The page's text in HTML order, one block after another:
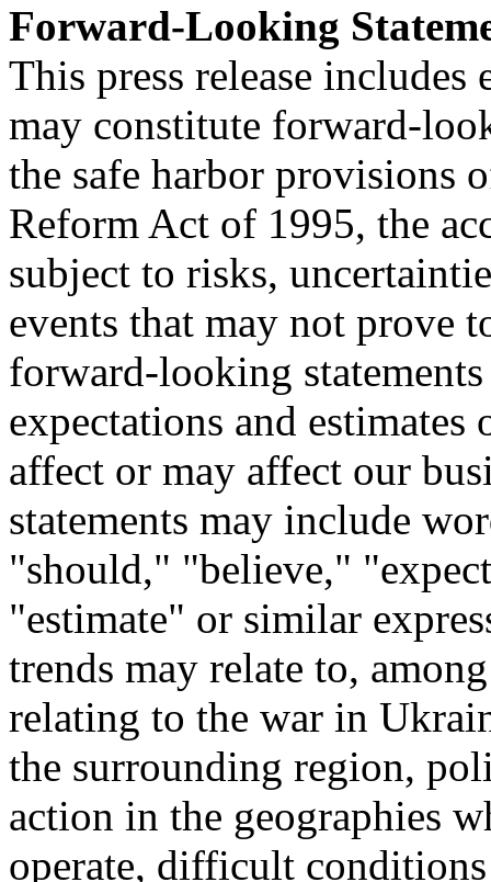
Forward-Looking
This press release includes
may constitute forward-
the safe harbor provisions
Reform Act of 1995, the
subject to risks,
events that may not prove
forward-looking
expectations and
affect or may affect our
statements may include
"should," "believe,"
"estimate" or similar
trends may relate to,
relating to the war in
the surrounding region,
action in the geographies
operate, difficult